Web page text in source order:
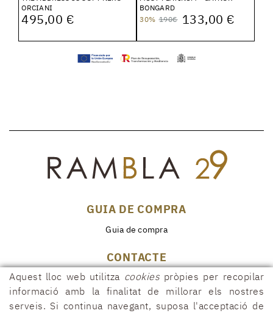
ORCIANI
495,00 €
BONGARD
30% 190€ 133,00 €
GUIA DE COMPRA
Guia de compra
CONTACTE
Rambla, 29
17600 FIGUERES (Girona)
972 50 00 07
Aquest lloc web utilitza cookies pròpies per recopilar
informació amb la finalitat de millorar els nostres
serveis. Si continua navegant, suposa l'acceptació de